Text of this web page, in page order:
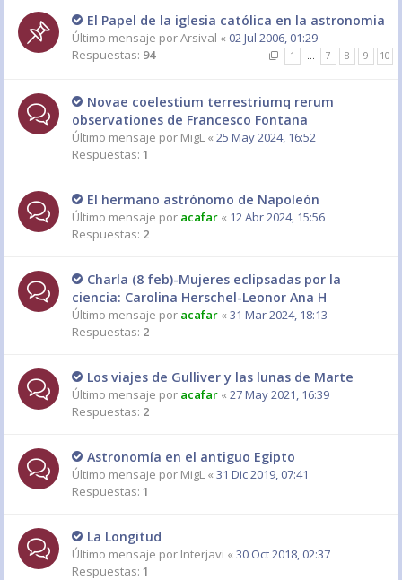
El Papel de la iglesia católica en la astronomia
Último mensaje porArsival « 02 Jul 2006, 01:29
Respuestas: 94 1 … 7 8 9 10
Novae coelestium terrestriumq rerum
observationes de Francesco Fontana
Último mensaje por MigL « 25 May 2024, 16:52
Respuestas: 1
El hermano astrónomo de Napoleón
Último mensaje por acafar « 12 Abr 2024, 15:56
Respuestas: 2
Charla (8 feb)-Mujeres eclipsadas por la
ciencia: Carolina Herschel-Leonor Ana H
Último mensaje por acafar « 31 Mar 2024, 18:13
Respuestas: 2
Los viajes de Gulliver y las lunas de Marte
Último mensaje por acafar « 27 May 2021, 16:39
Respuestas: 2
Astronomía en el antiguo Egipto
Último mensaje por MigL « 31 Dic 2019, 07:41
Respuestas: 1
La Longitud
Último mensaje por Interjavi « 30 Oct 2018, 02:37
Respuestas: 1